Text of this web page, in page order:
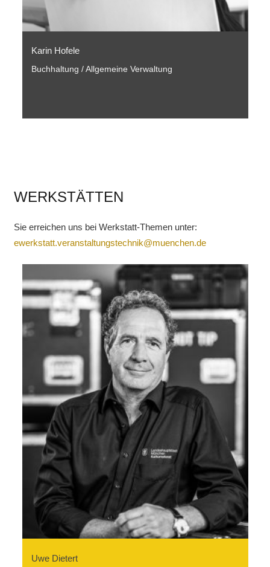
Karin Hofele
Buchhaltung / Allgemeine Verwaltung
WERKSTÄTTEN
Sie erreichen uns bei Werkstatt-Themen unter:
ewerkstatt.veranstaltungstechnik@muenchen.de
Uwe Dietert